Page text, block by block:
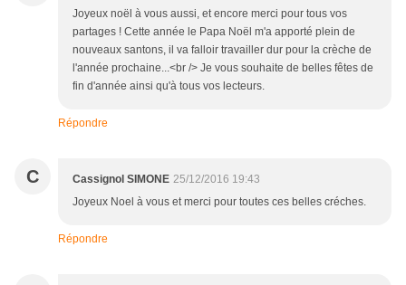
Joyeux noël à vous aussi, et encore merci pour tous vos
partages ! Cette année le Papa Noël m'a apporté plein de
nouveaux santons, il va falloir travailler dur pour la crèche de
l'année prochaine...<br /> Je vous souhaite de belles fêtes de
fin d'année ainsi qu'à tous vos lecteurs.
Répondre
C Cassignol SIMONE 25/12/2016 19:43
Joyeux Noel à vous et merci pour toutes ces belles créches.
Répondre